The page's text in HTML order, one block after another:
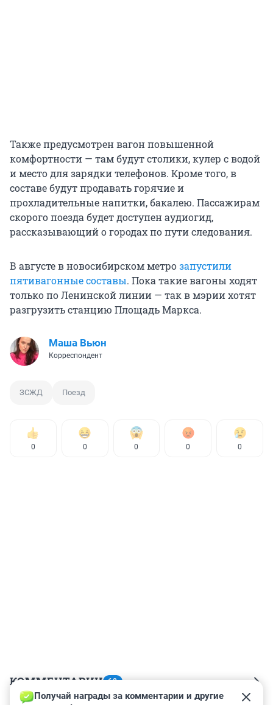
Также предусмотрен вагон повышенной
комфортности — там будут столики, кулер с водой
и место для зарядки телефонов. Кроме того, в
составе будут продавать горячие и
прохладительные напитки, бакалею. Пассажирам
скорого поезда будет доступен аудиогид,
рассказывающий о городах по пути следования.
В августе в новосибирском метрозапустили
пятивагонные составы. Пока такие вагоны ходят
только по Ленинской линии — так в мэрии хотят
разгрузить станцию Площадь Маркса.
Маша Вьюн
Корреспондент
ЗСЖД Поезд
0 0 0 0 0
КОММЕНТАРИИ 62
Получай награды за комментарии и другие